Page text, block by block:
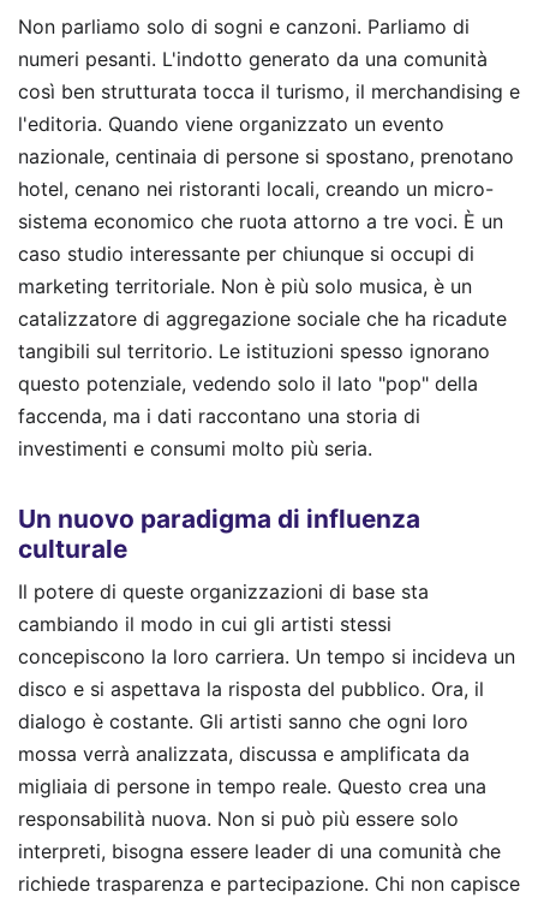
Non parliamo solo di sogni e canzoni. Parliamo di
numeri pesanti. L'indotto generato da una comunità
così ben strutturata tocca il turismo, il merchandising e
l'editoria. Quando viene organizzato un evento
nazionale, centinaia di persone si spostano, prenotano
hotel, cenano nei ristoranti locali, creando un micro-
sistema economico che ruota attorno a tre voci. È un
caso studio interessante per chiunque si occupi di
marketing territoriale. Non è più solo musica, è un
catalizzatore di aggregazione sociale che ha ricadute
tangibili sul territorio. Le istituzioni spesso ignorano
questo potenziale, vedendo solo il lato "pop" della
faccenda, ma i dati raccontano una storia di
investimenti e consumi molto più seria.
Un nuovo paradigma di influenza
culturale
Il potere di queste organizzazioni di base sta
cambiando il modo in cui gli artisti stessi
concepiscono la loro carriera. Un tempo si incideva un
disco e si aspettava la risposta del pubblico. Ora, il
dialogo è costante. Gli artisti sanno che ogni loro
mossa verrà analizzata, discussa e amplificata da
migliaia di persone in tempo reale. Questo crea una
responsabilità nuova. Non si può più essere solo
interpreti, bisogna essere leader di una comunità che
richiede trasparenza e partecipazione. Chi non capisce